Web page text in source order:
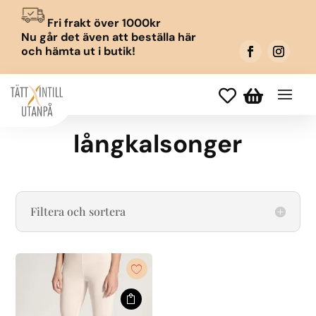
Fri frakt över 1000kr
Nu går det även att beställa här
och hämta ut i butik!
 
långkalsonger
Filtera och sortera